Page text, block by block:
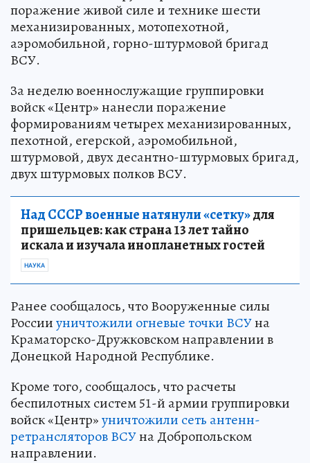
поражение живой силе и технике шести
механизированных, мотопехотной,
аэромобильной, горно-штурмовой бригад
ВСУ.
За неделю военнослужащие группировки
войск «Центр» нанесли поражение
формированиям четырех механизированных,
пехотной, егерской, аэромобильной,
штурмовой, двух десантно-штурмовых бригад,
двух штурмовых полков ВСУ.
Над СССР военные натянули «сетку»для
пришельцев: как страна 13 лет тайно
искала и изучала инопланетных гостей
НАУКА
Ранее сообщалось, что Вооруженные силы
Россииуничтожили огневые точки ВСУна
Краматорско-Дружковском направлении в
Донецкой Народной Республике.
Кроме того, сообщалось, что расчеты
беспилотных систем 51-й армии группировки
войск «Центр»уничтожили сеть антенн-
ретрансляторов ВСУна Добропольском
направлении.